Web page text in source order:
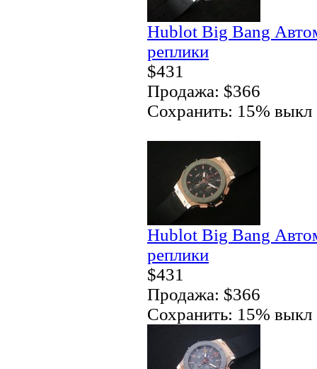
Hublot Big Bang
реплики
$431
Продажа: $366
Сохранить: 15% выкл
Hublot Big Bang
реплики
$431
Продажа: $366
Сохранить: 15% выкл